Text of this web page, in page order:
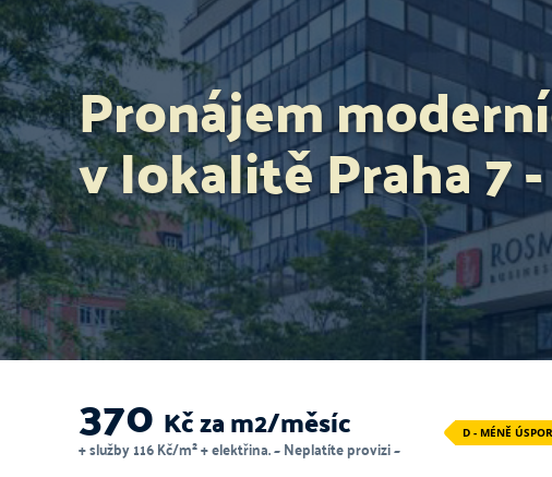
Pronájem
v lokalitě Praha 7
370 Kč za m2/měsíc
+ služby 116 Kč/m² + elektřina. ~ Neplatíte provizi ~
D - MÉNĚ